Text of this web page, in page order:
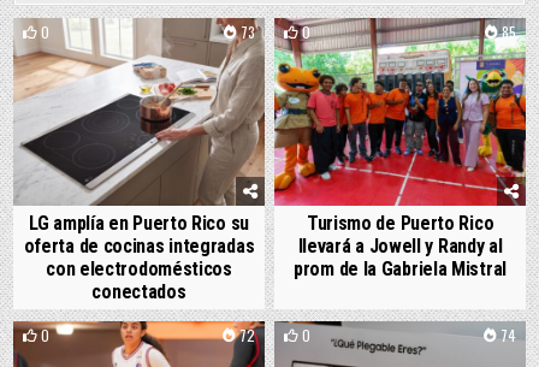
0 73
LG amplía en Puerto Rico su
oferta de cocinas integradas
con electrodomésticos
conectados
0 85
Turismo de Puerto Rico
llevará a Jowell y Randy al
prom de la Gabriela Mistral
0 72 0 74